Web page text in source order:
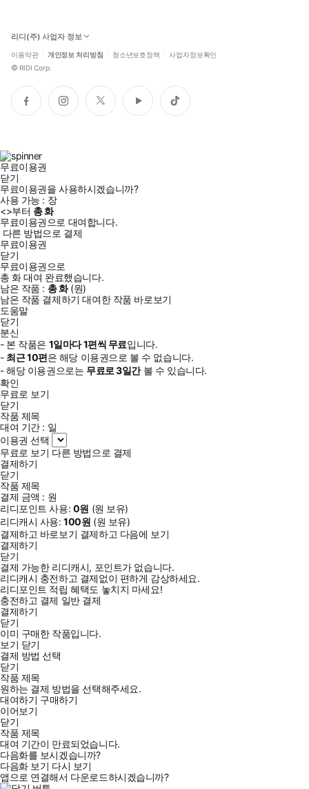
리디(주) 사업자 정보
이용약관 개인정보 처리방침 청소년보호정책 사업자정보확인
© RIDI Corp.
페
이
인
스
트
위
유
튜
틱
톡
무료이용권
닫기
무료이용권을 사용하시겠습니까?
사용 가능 : 장
<>부터 총화
무료이용권으로 대여합니다.
다른 방법으로 결제
무료이용권
닫기
무료이용권으로
총 화대여 완료했습니다.
남은 작품 : 총화(원)
남은 작품 결제하기 대여한 작품 바로보기
도움말
닫기
분신
- 본 작품은 1일마다1편씩 무료입니다.
- 최근10편은 해당 이용권으로 볼 수 없습니다.
- 해당 이용권으로는 무료로3일간볼 수 있습니다.
확인
무료로 보기
닫기
작품 제목
대여 기간 : 일
이용권 선택
무료로 보기 다른 방법으로 결제
결제하기
닫기
작품 제목
결제 금액 : 원
리디포인트 사용: 0원 (원 보유)
리디캐시 사용:100원 (원 보유)
결제하고 바로보기 결제하고 다음에 보기
결제하기
닫기
결제 가능한 리디캐시, 포인트가 없습니다.
리디캐시 충전하고 결제없이 편하게 감상하세요.
리디포인트 적립 혜택도 놓치지 마세요!
충전하고 결제 일반 결제
결제하기
닫기
이미 구매한 작품입니다.
보기 닫기
결제 방법 선택
닫기
작품 제목
원하는 결제 방법을 선택해주세요.
대여하기 구매하기
이어보기
닫기
작품 제목
대여 기간이 만료되었습니다.
다음화를 보시겠습니까?
다음화 보기 다시 보기
앱으로 연결해서 다운로드하시겠습니까?